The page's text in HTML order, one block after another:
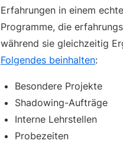
Erfahrungen in einem
Programme, die
während sie gleichzeitig
Folgendes beinhalten:
Besondere Projekte
Shadowing-Aufträge
Interne Lehrstellen
Probezeiten